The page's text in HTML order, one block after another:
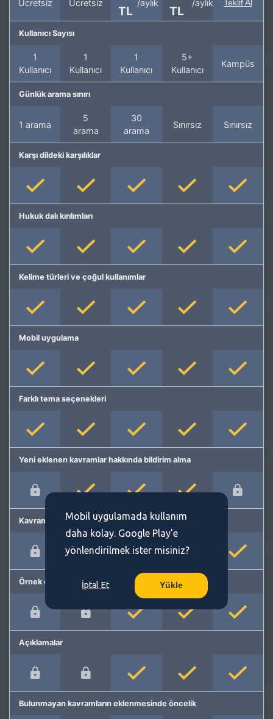
Ücretsiz Ücretsiz
TL
/aylık
TL
/aylık Teklif Al
Kullanıcı Sayısı
1
Kullanıcı
1
Kullanıcı
1
Kullanıcı
5+
Kullanıcı
Kampüs
Günlük arama sınırı
1 arama
5
arama
30
arama
Sınırsız Sınırsız
Karşı dildeki karşılıklar
Hukuk dalı kırılımları
Kelime türleri ve çoğul kullanımlar
Mobil uygulama
Farklı tema seçenekleri
Yeni eklenen kavramlar hakkında bildirim alma
Kavram önerme
Örnek cümleler
Açıklamalar
Bulunmayan kavramların eklenmesinde öncelik
Mobil uygulamada kullanım
daha kolay. Google Play'e
yönlendirilmek ister misiniz?
İptal Et Yükle